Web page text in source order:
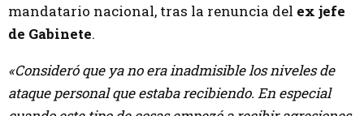
mandatario nacional, tras la renuncia del ex jefe
de Gabinete.
«Consideró que ya no era inadmisible los niveles de
ataque personal que estaba recibiendo. En especial